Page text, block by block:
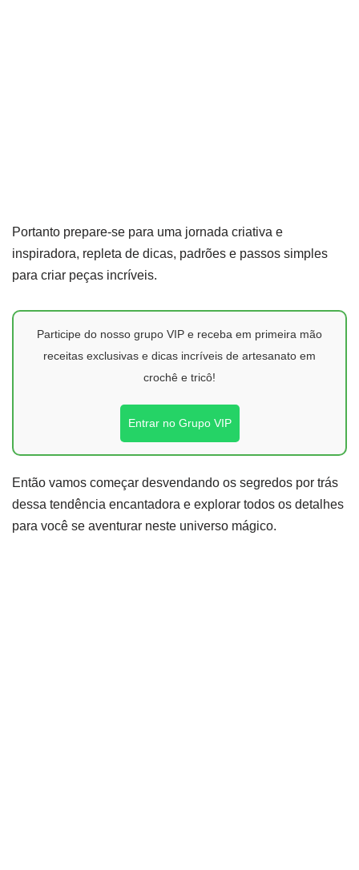
Portanto prepare-se para uma jornada criativa e
inspiradora, repleta de dicas, padrões e passos simples
para criar peças incríveis.
Participe do nosso grupo VIP e receba em primeira mão
receitas exclusivas e dicas incríveis de artesanato em
crochê e tricô!
Entrar no Grupo VIP
Então vamos começar desvendando os segredos por trás
dessa tendência encantadora e explorar todos os detalhes
para você se aventurar neste universo mágico.